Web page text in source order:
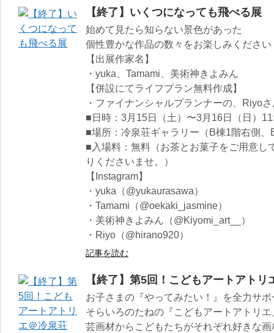
【終了】いくつになっても飛べる展
始めて見たら知らない景色があった
個性豊かな作品の数々をお楽しみください
【出展作家名】
・yuka、Tamami、美術神きよみん
【併設にてライフプラン無料作成】
・ファイナンシャルプランナーの、Riyo
■日時：3月15日（土）〜3月16日（日）
■場所：冷泉荘ギャラリー（B棟1階右側、
■入場料：無料（お茶とお菓子をご用意し
りくださいませ。）
【Instagram】
・yuka（@yukaurasawa）
・Tamami（@oekaki_jasmine）
・美術神きよみん（@Kiyomi_art__）
・Riyo（@hirano920）
記事を読む
【終了】第5回！こどもアートアトリ
お子さまの『やってみたい！』を全力サポ
そらいろのたねの『こどもアートアトリ
芸画材からこどもたちがそれぞれ好きな